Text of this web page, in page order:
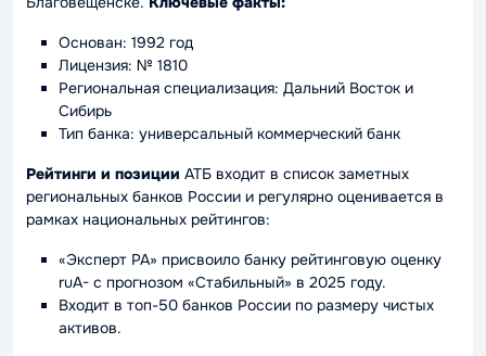
Основан: 1992 год
Лицензия: № 1810
Региональная специализация: Дальний Восток и
Сибирь
Тип банка: универсальный коммерческий банк
Рейтинги и позиции АТБ входит в список заметных
региональных банков России и регулярно оценивается в
рамках национальных рейтингов:
«Эксперт РА» присвоило банку рейтинговую оценку
ruA- с прогнозом «Стабильный» в 2025 году.
Входит в топ-50 банков России по размеру чистых
активов.